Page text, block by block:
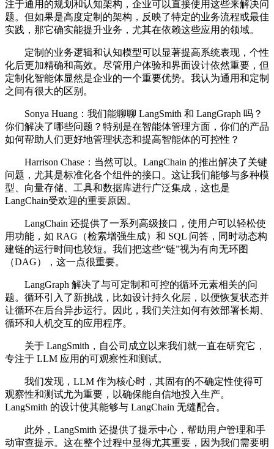
注于通用的规划和认知架构，企业可以直接使用这些来解决问
题。但如果是高度定制的架构，反映了特定的业务流程或最佳
实践，那它确实能提升业务，尤其在依赖这些应用的领域。
定制的业务逻辑和认知模型可以显著提高系统表现，个性
化后更加精确和高效。尽管用户体验和界面设计依然重要，但
定制化智能体显然是企业的一个重要优势。我认为通用和定制
之间有很大的区别。
Sonya Huang：我们能聊聊 LangSmith 和 LangGraph 吗？
你们解决了哪些问题？特别是在智能体管理方面，你们的产品
如何帮助人们更好地管理状态和提高智能体的可控性？
Harrison Chase：当然可以。LangChain 的推出解决了关键
问题，尤其是标准化各个组件的接口。这让我们能够与多种模
型、向量存储、工具和数据库进行广泛集成，这也是
LangChain受欢迎的重要原因。
LangChain 还提供了一系列高级接口，使用户可以轻松使
用功能，如 RAG（检索增强生成）和 SQL 问答，同时动态构
建链的运行时间也较短。我们把这些“链”视为有向无环图
（DAG），这一点很重要。
LangGraph 解决了与可定制和可控的循环元素相关的问
题。循环引入了新挑战，比如设计持久化层，以便恢复状态并
让循环在后台异步运行。因此，我们关注如何有效部署长期、
循环和人机交互的应用程序。
关于 LangSmith，自公司成立以来我们就一直在研究它，
专注于 LLM 应用的可观察性和测试。
我们发现，LLM 作为核心时，其固有的不确定性使得可
观察性和测试尤为重要，以确保能自信地投入生产。
LangSmith 的设计使其能够与 LangChain 无缝配合。
此外，LangSmith 还提供了提示中心，帮助用户管理和手
动审查提示。这在整个过程中显得尤其重要，因为我们需要明